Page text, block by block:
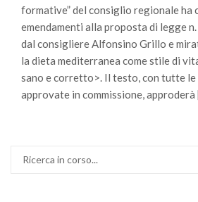
formative” del consiglio regionale ha
emendamenti alla proposta di legge
dal consigliere Alfonsino Grillo e
la dieta mediterranea come stile di
sano e corretto>. Il testo, con tutte
approvate in commissione,